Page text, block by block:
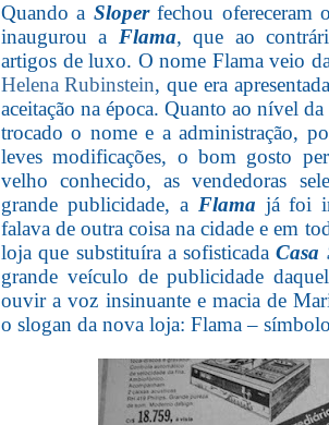
Quando a Sloperfechou ofereceram
inaugurou a Flama, que ao
artigos de luxo. O nome Flama veio
Helena Rubinstein, que era
aceitação na época. Quanto ao nível
trocado o nome e a administração,
leves modificações, o bom gosto
velho conhecido, as vendedoras
grande publicidade, a Flama já foi
falava de outra coisa na cidade e em
loja que substituíra a sofisticadaCasa
grande veículo de publicidade
ouvir a voz insinuante e macia de
o slogan da nova loja: Flama –